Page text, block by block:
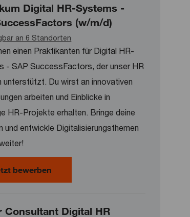
Digital HR-Systems -
(w/m/d)
an 6 Standorten
einen Praktikanten für Digital HR-
- SAP SuccessFactors, der unser HR
unterstützt. Du wirst an innovativen
arbeiten und Einblicke in
HR-Projekte erhalten. Bringe deine
und entwickle Digitalisierungsthemen
bewerbenPraktikum Digital HR-Systems -
Consultant Digital HR